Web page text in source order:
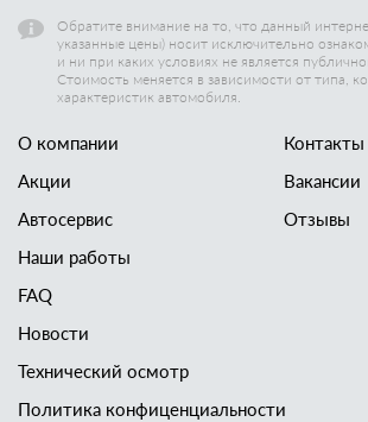
Обратите внимание на то, что данный
указанные цены) носит исключительно
и ни при каких условиях не является
Стоимость меняется в зависимости от типа,
характеристик автомобиля.
О компании
Акции
Автосервис
Наши работы
Контакты
Вакансии
Отзывы
FAQ
Новости
Технический осмотр
Политика конфиценциальности